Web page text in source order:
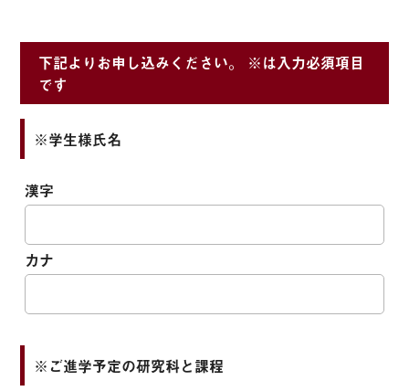
下記よりお申し込みください。 ※は入力必須項目
です
※学生様氏名
漢字
カナ
※ご進学予定の研究科と課程